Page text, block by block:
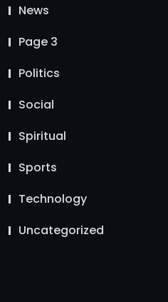
News
Page 3
Politics
Social
Spiritual
Sports
Technology
Uncategorized